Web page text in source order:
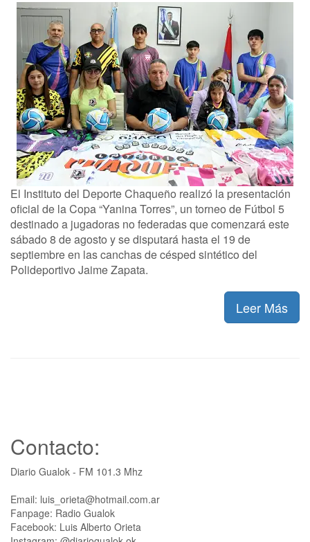
El Instituto del Deporte Chaqueño realizó la presentación
oficial de la Copa “Yanina Torres”, un torneo de Fútbol 5
destinado a jugadoras no federadas que comenzará este
sábado 8 de agosto y se disputará hasta el 19 de
septiembre en las canchas de césped sintético del
Polideportivo Jaime Zapata.
Leer Más
Contacto:
Diario Gualok - FM 101.3 Mhz
Email: luis_orieta@hotmail.com.ar
Fanpage: Radio Gualok
Facebook: Luis Alberto Orieta